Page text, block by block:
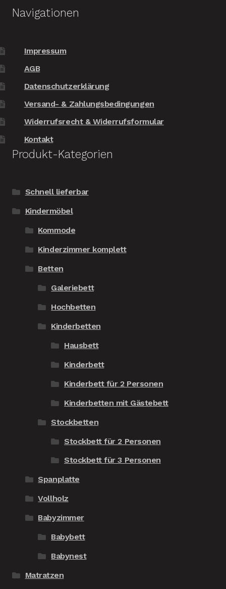
Navigationen
Impressum
AGB
Datenschutzerklärung
Versand- & Zahlungsbedingungen
Widerrufsrecht & Widerrufsformular
Kontakt
Produkt-Kategorien
Schnell lieferbar
Kindermöbel
Kommode
Kinderzimmer komplett
Betten
Galeriebett
Hochbetten
Kinderbetten
Hausbett
Kinderbett
Kinderbett für 2 Personen
Kinderbetten mit Gästebett
Stockbetten
Stockbett für 2 Personen
Stockbett für 3 Personen
Spanplatte
Vollholz
Babyzimmer
Babybett
Babynest
Matratzen